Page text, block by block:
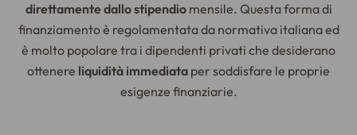
direttamente dallo stipendio mensile. Questa forma di
finanziamento è regolamentata da normativa italiana ed
è molto popolare tra i dipendenti privati che desiderano
ottenere liquidità immediata per soddisfare le proprie
esigenze finanziarie.